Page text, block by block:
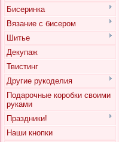
Бисеринка
Вязание с бисером
Шитье
Декупаж
Твистинг
Другие рукоделия
Подарочные коробки своими
руками
Праздники!
Наши кнопки